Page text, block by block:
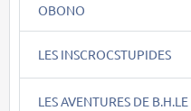
OBONO
LES INSCROCSTUPIDES
LES AVENTURES DE